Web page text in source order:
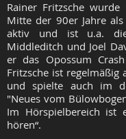
Rainer Fritzsche
Mitte der 90er Jahre
aktiv und ist u.a.
Middleditch und Joel
er das Opossum
Fritzsche ist regelmäßig
und spielte auch im
"Neues vom
Im Hörspielbereich ist
hören“.